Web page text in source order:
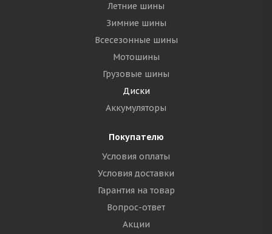
Летние шины
Зимние шины
Всесезонные шины
Мотошины
Грузовые шины
Диски
Аккумуляторы
Покупателю
Условия оплаты
Условия доставки
Гарантия на товар
Вопрос-ответ
Акции